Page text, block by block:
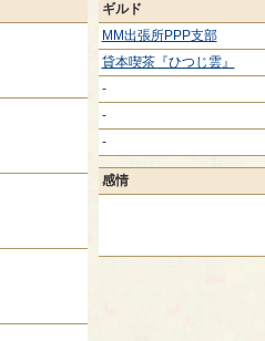
ギルド
MM出張所PPP支部
貸本喫茶『ひつじ雲』
-
-
-
感情